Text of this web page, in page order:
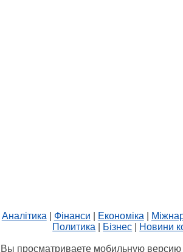
Аналітика| Фінанси Економіка|
Политика
Бізнес Новини
Вы просматриваете мобильную версию